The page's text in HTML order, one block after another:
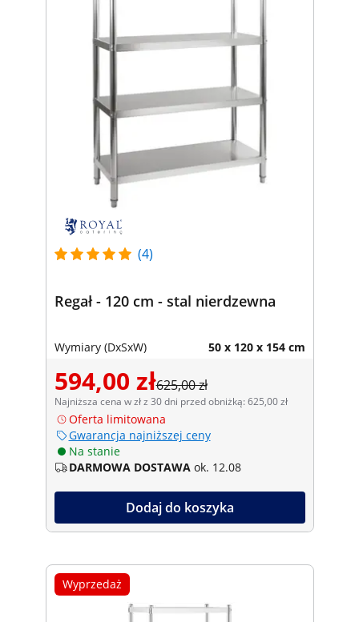
(4)
Regał - 120 cm - stal nierdzewna
Wymiary (DxSxW) 50 x 120 x 154 cm
594,00 zł625,00 zł
Najniższa cena w zł z 30 dni przed obniżką: 625,00 zł
Oferta limitowana
Gwarancja najniższej ceny
Na stanie
DARMOWA DOSTAWA ok. 12.08
Dodaj do koszyka
Wyprzedaż